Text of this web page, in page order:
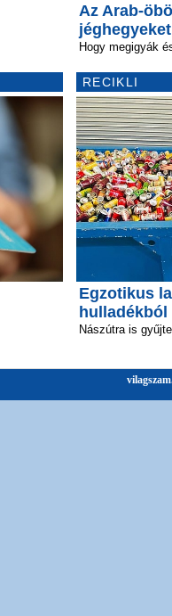
Az Arab-
jéghegyeket
Hogy megigyák
RECIKLI
Egzotikus
hulladékból
Nászútra is